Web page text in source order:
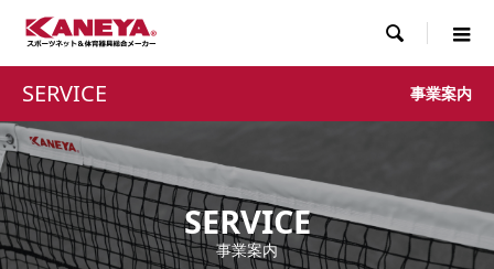

SERVICE 事業案内
SERVICE
事業案内